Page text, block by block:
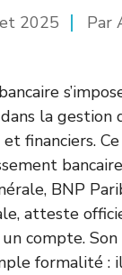
2025 Par
la gestion
financiers.
BNP
atteste
compte.
formalité :